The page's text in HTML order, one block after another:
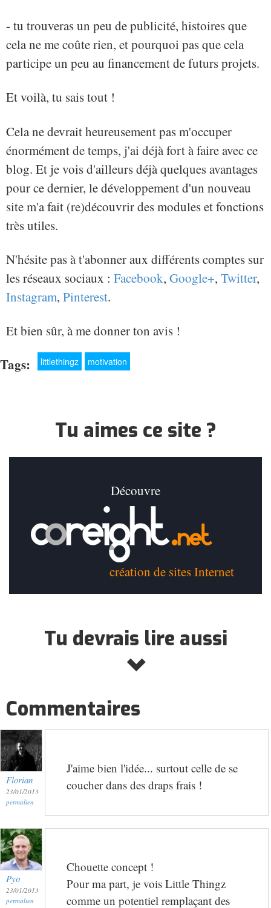
- tu trouveras un peu de publicité, histoires que
cela ne me coûte rien, et pourquoi pas que cela
participe un peu au financement de futurs projets.
Et voilà, tu sais tout !
Cela ne devrait heureusement pas m'occuper
énormément de temps, j'ai déjà fort à faire avec ce
blog. Et je vois d'ailleurs déjà quelques avantages
pour ce dernier, le développement d'un nouveau
site m'a fait (re)découvrir des modules et fonctions
très utiles.
N'hésite pas à t'abonner aux différents comptes sur
les réseaux sociaux : Facebook, Google+, Twitter,
Instagram, Pinterest.
Et bien sûr, à me donner ton avis !
Tags: littlethingz motivation
Tu aimes ce site ?
Découvre
création de sites Internet
Tu devrais lire aussi
Commentaires
Florian
23/01/2013
permalien
J'aime bien l'idée... surtout celle de se
coucher dans des draps frais !
Pyo
23/01/2013
permalien
Chouette concept !
Pour ma part, je vois Little Thingz
comme un potentiel remplaçant des